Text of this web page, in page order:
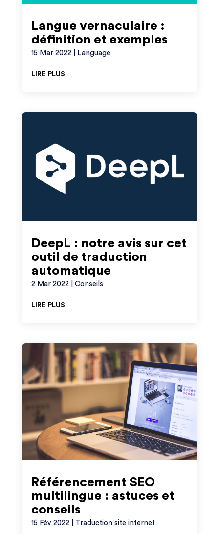
Langue vernaculaire :
définition et exemples
15 Mar 2022 Language
lire plus
DeepL : notre avis sur cet
outil de traduction
automatique
2 Mar 2022 Conseils
lire plus
Référencement SEO
multilingue : astuces et
conseils
15 Fév 2022| Traduction site internet